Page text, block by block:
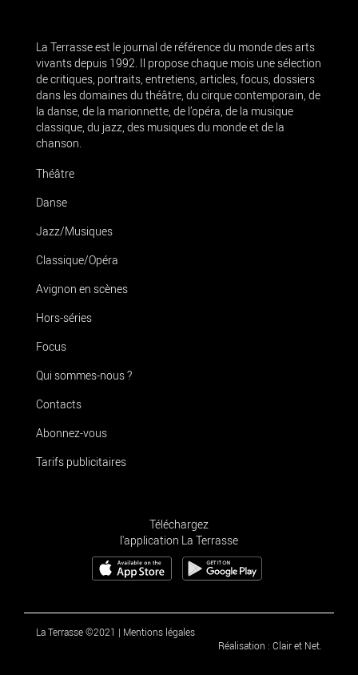
La Terrasse est le journal de référence du monde des arts
vivants depuis 1992. Il propose chaque mois une sélection
de critiques, portraits, entretiens, articles, focus, dossiers
dans les domaines du théâtre, du cirque contemporain, de
la danse, de la marionnette, de l’opéra, de la musique
classique, du jazz, des musiques du monde et de la
chanson.
Théâtre
Danse
Jazz/Musiques
Classique/Opéra
Avignon en scènes
Hors-séries
Focus
Qui sommes-nous ?
Contacts
Abonnez-vous
Tarifs publicitaires
Téléchargez
l'application La Terrasse
La Terrasse ©2021 | Mentions légales
Réalisation : Clair et Net.